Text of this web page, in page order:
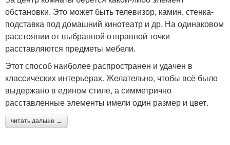
обстановки. Это может быть телевизор, камин, стенка-
подставка под домашний кинотеатр и др. На одинаковом
расстоянии от выбранной отправной точки
расставляются предметы мебели.
Этот способ наиболее распространен и удачен в
классических интерьерах. Желательно, чтобы всё было
выдержано в едином стиле, а симметрично
расставленные элементы имели один размер и цвет.
читать дальше →